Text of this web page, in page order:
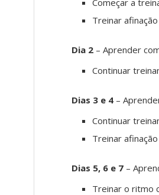
Começar a
Treinar afinação
Dia 2 – Aprender
Continuar
Dias 3 e 4 –
Continuar
Treinar afinação
Dias 5, 6 e 7 –
Treinar o ritmo